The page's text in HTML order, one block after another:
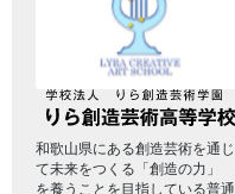
和歌山県にある創造芸術を通じ
て未来をつくる「創造の力」
を養うことを目指している普通